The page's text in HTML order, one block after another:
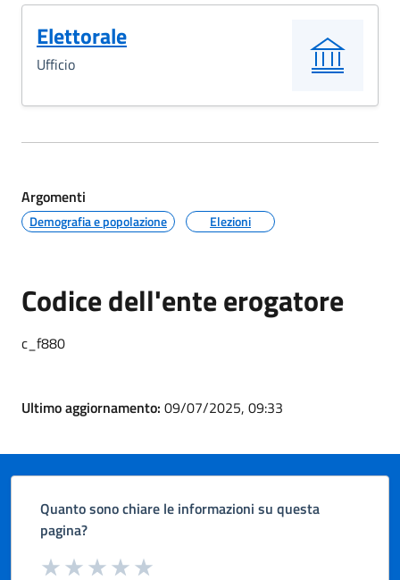
Elettorale
Ufficio
Argomenti
Demografia e popolazione Elezioni
Codice dell'ente erogatore
c_f880
Ultimo aggiornamento: 09/07/2025, 09:33
Quanto sono chiare le informazioni su questa
pagina?
Valuta da 1 a 5 stelle la pagina